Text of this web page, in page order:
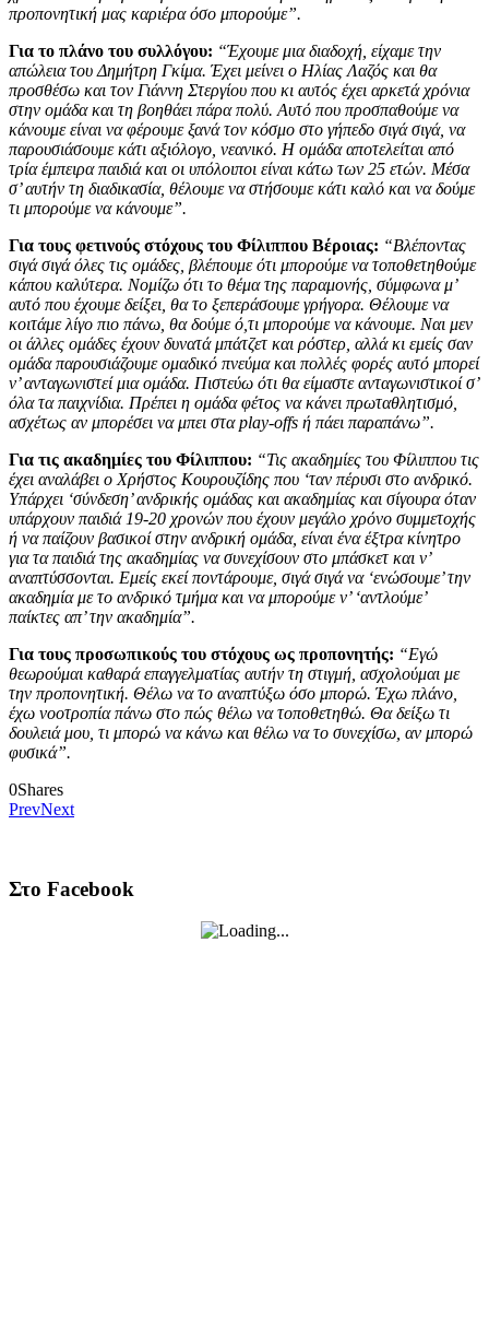
προπονητική μας καριέρα όσο μπορούμε”.
Για το πλάνο του συλλόγου: “Έχουμε μια διαδοχή, είχαμε την
απώλεια του Δημήτρη Γκίμα. Έχει μείνει ο Ηλίας Λαζός και θα
προσθέσω και τον Γιάννη Στεργίου που κι αυτός έχει αρκετά χρόνια
στην ομάδα και τη βοηθάει πάρα πολύ. Αυτό που προσπαθούμε να
κάνουμε είναι να φέρουμε ξανά τον κόσμο στο γήπεδο σιγά σιγά, να
παρουσιάσουμε κάτι αξιόλογο, νεανικό. Η ομάδα αποτελείται από
τρία έμπειρα παιδιά και οι υπόλοιποι είναι κάτω των 25 ετών. Μέσα
σ’ αυτήν τη διαδικασία, θέλουμε να στήσουμε κάτι καλό και να δούμε
τι μπορούμε να κάνουμε”.
Για τους φετινούς στόχους του Φίλιππου Βέροιας: “Βλέποντας
σιγά σιγά όλες τις ομάδες, βλέπουμε ότι μπορούμε να τοποθετηθούμε
κάπου καλύτερα. Νομίζω ότι το θέμα της παραμονής, σύμφωνα μ’
αυτό που έχουμε δείξει, θα το ξεπεράσουμε γρήγορα. Θέλουμε να
κοιτάμε λίγο πιο πάνω, θα δούμε ό,τι μπορούμε να κάνουμε. Ναι μεν
οι άλλες ομάδες έχουν δυνατά μπάτζετ και ρόστερ, αλλά κι εμείς σαν
ομάδα παρουσιάζουμε ομαδικό πνεύμα και πολλές φορές αυτό μπορεί
ν’ ανταγωνιστεί μια ομάδα. Πιστεύω ότι θα είμαστε ανταγωνιστικοί σ’
όλα τα παιχνίδια. Πρέπει η ομάδα φέτος να κάνει πρωταθλητισμό,
ασχέτως αν μπορέσει να μπει στα play-offs ή πάει παραπάνω”.
Για τις ακαδημίες του Φίλιππου: “Τις ακαδημίες του Φίλιππου τις
έχει αναλάβει ο Χρήστος Κουρουζίδης που ‘ταν πέρυσι στο ανδρικό.
Υπάρχει ‘σύνδεση’ ανδρικής ομάδας και ακαδημίας και σίγουρα όταν
υπάρχουν παιδιά 19-20 χρονών που έχουν μεγάλο χρόνο συμμετοχής
ή να παίζουν βασικοί στην ανδρική ομάδα, είναι ένα έξτρα κίνητρο
για τα παιδιά της ακαδημίας να συνεχίσουν στο μπάσκετ και ν’
αναπτύσσονται. Εμείς εκεί ποντάρουμε, σιγά σιγά να ‘ενώσουμε’ την
ακαδημία με το ανδρικό τμήμα και να μπορούμε ν’ ‘αντλούμε’
παίκτες απ’ την ακαδημία”.
Για τους προσωπικούς του στόχους ως προπονητής: “Εγώ
θεωρούμαι καθαρά επαγγελματίας αυτήν τη στιγμή, ασχολούμαι με
την προπονητική. Θέλω να το αναπτύξω όσο μπορώ. Έχω πλάνο,
έχω νοοτροπία πάνω στο πώς θέλω να τοποθετηθώ. Θα δείξω τι
δουλειά μου, τι μπορώ να κάνω και θέλω να το συνεχίσω, αν μπορώ
φυσικά”.
0Shares
PrevNext
Στο Facebook